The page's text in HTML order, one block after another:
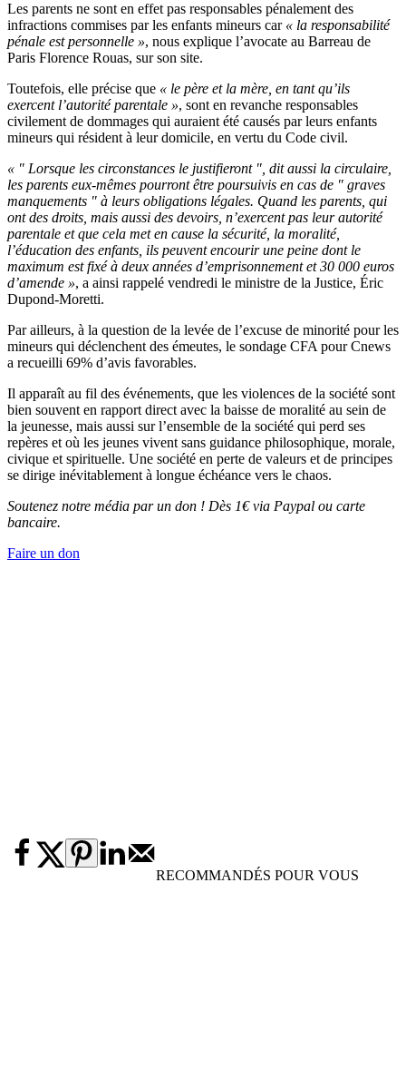
Les parents ne sont en effet pas responsables pénalement des
infractions commises par les enfants mineurs car « la responsabilité
pénale est personnelle », nous explique l’avocate au Barreau de
Paris Florence Rouas, sur son site.
Toutefois, elle précise que « le père et la mère, en tant qu’ils
exercent l’autorité parentale », sont en revanche responsables
civilement de dommages qui auraient été causés par leurs enfants
mineurs qui résident à leur domicile, en vertu du Code civil.
« " Lorsque les circonstances le justifieront ", dit aussi la circulaire,
les parents eux-mêmes pourront être poursuivis en cas de " graves
manquements " à leurs obligations légales. Quand les parents, qui
ont des droits, mais aussi des devoirs, n’exercent pas leur autorité
parentale et que cela met en cause la sécurité, la moralité,
l’éducation des enfants, ils peuvent encourir une peine dont le
maximum est fixé à deux années d’emprisonnement et 30 000 euros
d’amende », a ainsi rappelé vendredi le ministre de la Justice, Éric
Dupond-Moretti.
Par ailleurs, à la question de la levée de l’excuse de minorité pour les
mineurs qui déclenchent des émeutes, le sondage CFA pour Cnews
a recueilli 69% d’avis favorables.
Il apparaît au fil des événements, que les violences de la société sont
bien souvent en rapport direct avec la baisse de moralité au sein de
la jeunesse, mais aussi sur l’ensemble de la société qui perd ses
repères et où les jeunes vivent sans guidance philosophique, morale,
civique et spirituelle. Une société en perte de valeurs et de principes
se dirige inévitablement à longue échéance vers le chaos.
Soutenez notre média par un don ! Dès 1€ via Paypal ou carte
bancaire.
Faire un don
RECOMMANDÉS POUR VOUS